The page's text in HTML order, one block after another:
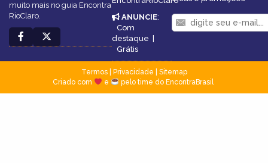
muito mais no guia Encontra
RioClaro.
ANUNCIE:
Com
destaque |
Grátis
Termos| Privacidade
Sitemap
Criado com
e pelo time do EncontraBrasil